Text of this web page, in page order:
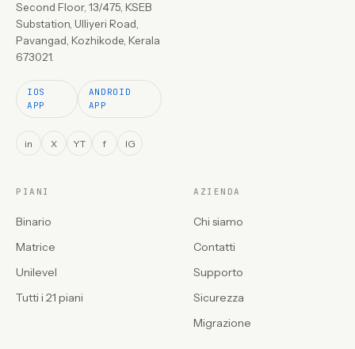
Second Floor, 13/475, KSEB
Substation, Ulliyeri Road,
Pavangad, Kozhikode, Kerala
673021.
IOS
APP
ANDROID
APP
in X YT f IG
PIANI
Binario
Matrice
Unilevel
Tutti i 21 piani
AZIENDA
Chi siamo
Contatti
Supporto
Sicurezza
Migrazione